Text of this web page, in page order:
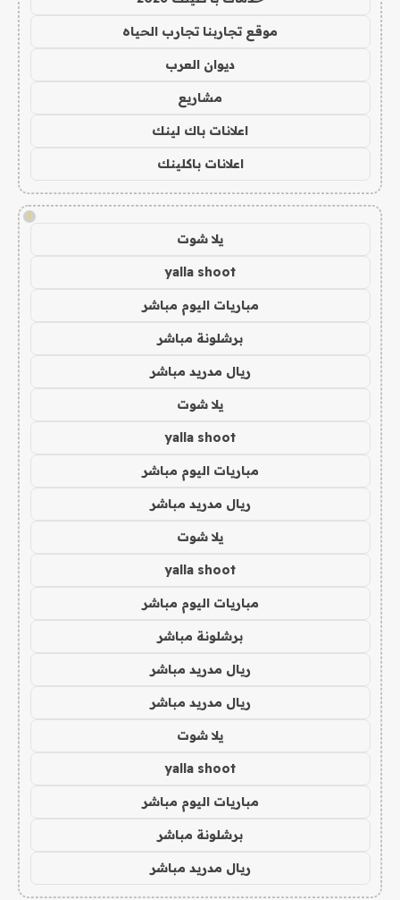
موقع تجاربنا تجارب الحياه
ديوان العرب
مشاريع
اعلانات باك لينك
اعلانات باكلينك
!
يلا شوت
yalla shoot
مباريات اليوم مباشر
برشلونة مباشر
ريال مدريد مباشر
يلا شوت
yalla shoot
مباريات اليوم مباشر
ريال مدريد مباشر
يلا شوت
yalla shoot
مباريات اليوم مباشر
برشلونة مباشر
ريال مدريد مباشر
ريال مدريد مباشر
يلا شوت
yalla shoot
مباريات اليوم مباشر
برشلونة مباشر
ريال مدريد مباشر